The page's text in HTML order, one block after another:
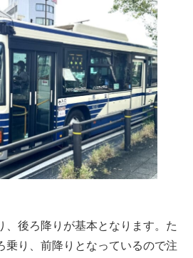
、後ろ降りが基本となります。た
乗り、前降りとなっているので注